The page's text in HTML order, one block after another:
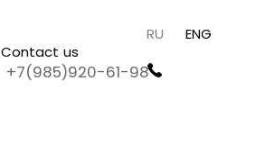
Contact us
RU ENG
+7(985)920-61-98